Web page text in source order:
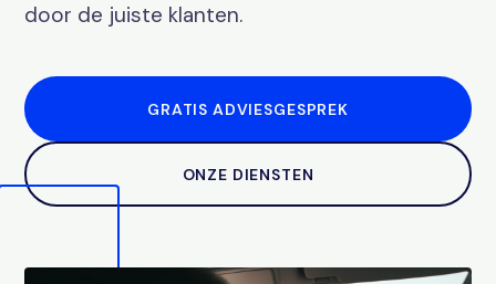
door de juiste klanten.
GRATIS ADVIESGESPREK
ONZE DIENSTEN